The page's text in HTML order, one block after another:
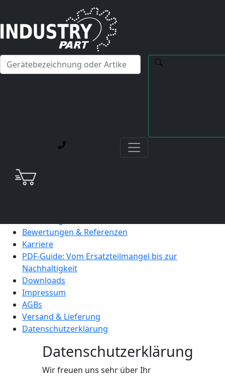
Hallo! Ich kann Ihnen gerne bei Fragen zu unseren
Servicedienstleistungen weiterhelfen.
DATENSCHUTZERKLäRUNG
Über industrypart
News
Bewertungen & Referenzen
Karriere
PDF-Guide: Vom Ersatzteilmangel bis zur
Nachhaltigkeit
Downloads
Impressum
AGBs
Versand & Lieferung
Datenschutzerklärung
Datenschutzerklärung
Wir freuen uns sehr über Ihr